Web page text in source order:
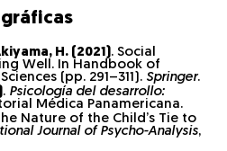
H. (2021). Social
Well. In Handbook of
(pp. 291–311). Springer.
. Psicología del desarrollo:
Médica Panamericana.
Nature of the Child’s Tie to
Journal of Psycho-Analysis,